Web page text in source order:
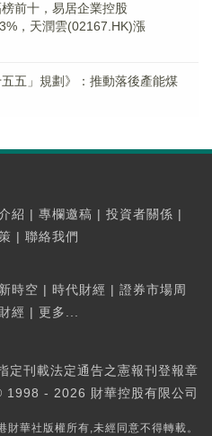
榜前十，易居企業控股
，天潤雲(02167.HK)漲
五五」規劃》：推動落後產能煤
紹 | 專欄邀稿 | 投資者關係 |
| 聯絡我們
新時空 | 時代財經 | 證券市場周
經 | 更多...
定刊載法定通告之憲報刊登報章
- 2026 財華控股有限公司
財華社版權所有,未經同意不得轉載。